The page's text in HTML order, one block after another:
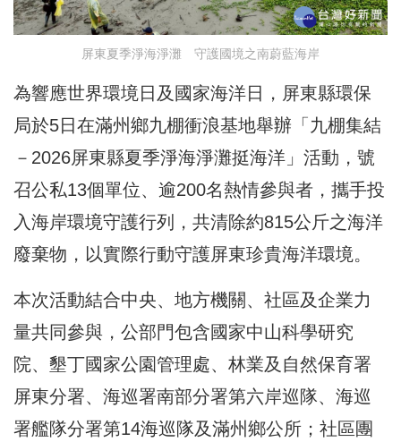
屏東夏季淨海淨灘 守護國境之南蔚藍海岸
為響應世界環境日及國家海洋日，屏東縣環保
局於5日在滿州鄉九棚衝浪基地舉辦「九棚集結
－2026屏東縣夏季淨海淨灘挺海洋」活動，號
召公私13個單位、逾200名熱情參與者，攜手投
入海岸環境守護行列，共清除約815公斤之海洋
廢棄物，以實際行動守護屏東珍貴海洋環境。
本次活動結合中央、地方機關、社區及企業力
量共同參與，公部門包含國家中山科學研究
院、墾丁國家公園管理處、林業及自然保育署
屏東分署、海巡署南部分署第六岸巡隊、海巡
署艦隊分署第14海巡隊及滿州鄉公所；社區團